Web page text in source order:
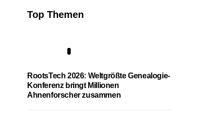
Top Themen
RootsTech 2026: Weltgrößte Genealogie-
Konferenz bringt Millionen
Ahnenforscher zusammen